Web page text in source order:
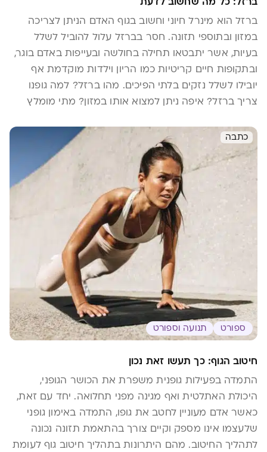
ברזל הוא מינרל חיוני וחשוב בגוף האדם הניתן לצריכה
במזון ובתוספי תזונה. חסר בברזל עלול להוביל לשלל
בעיות, אשר יתבטאו תחילה בחולשה ובעייפות באדם בוגר,
ובתקופות חיים קריטיות כמו הריון וילדות מוקדמת אף
יובילו לשלל נזקים בלתי הפיכים. מהו ברזל? למה גופנו
צריך ברזל? איפה ניתן למצוא אותו במזון? מתי מומלץ
שעל המדף?
כתבה
ספורט תנועה וספורט
חיטוב הגוף: כך תעשו זאת נכון
התמדה בפעילות גופנית משפרת את הכושר הגופני,
היכולת האתלטית ואף מגינה מפני תחלואה. יחד עם זאת,
כאשר אדם מעוניין לחטב את גופו, התמדה באימון גופני
שלעצמו אינו מספק וקיים צורך בהתאמת תזונה נכונה
לתהליך החיטוב. מהם היתרונות בתהליך חיטוב גוף לעומת